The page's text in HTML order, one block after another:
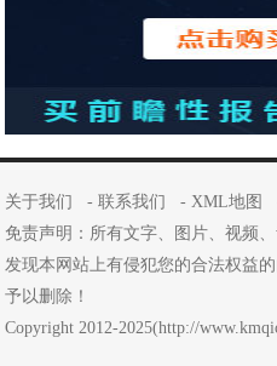
关于我们 -联系我们 -XML地图
免责声明：所有文字、图片、视频
发现本网站上有侵犯您的合法权益
予以删除！
Copyright 2012-2025(http://